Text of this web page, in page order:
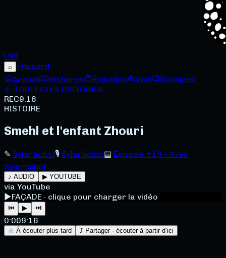
LNR
⌕ ⚡Hasard
Accueil
Histoires Épisodes Voix
Dossiers
← TOUTES LES HISTOIRES
REC9:16
HISTOIRE
Smehl et l'enfant Zhouri
✎ Sylartichot🎙 Sylartichot▤ Épisode #14 - Avec
Sylartichot
♪ AUDIO ▶ YOUTUBE
via YouTube
▶FAÇADE · clique pour charger la vidéo
⏮ ▶ ⏭
0:009:16
☆ À écouter plus tard ⤴ Partager · écouter à partir d’ici